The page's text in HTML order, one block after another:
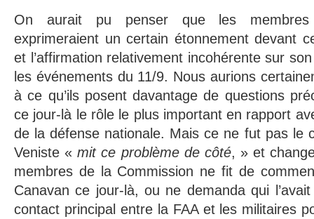
On aurait pu penser que les
exprimeraient un certain étonnement devant
et l’affirmation relativement incohérente sur
les événements du 11/9. Nous aurions
à ce qu’ils posent davantage de questions
ce jour-là le rôle le plus important en rapport
de la défense nationale. Mais ce ne fut pas le
Veniste «mit ce problème de côté, » et
membres de la Commission ne fit de
Canavan ce jour-là, ou ne demanda qui
contact principal entre la FAA et les militaires